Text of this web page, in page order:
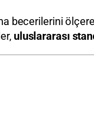
becerilerini
uluslararası